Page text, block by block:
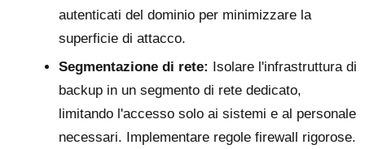
autenticati del dominio per minimizzare la
superficie di attacco.
Segmentazione di rete: Isolare l'infrastruttura di
backup in un segmento di rete dedicato,
limitando l'accesso solo ai sistemi e al personale
necessari. Implementare regole firewall rigorose.